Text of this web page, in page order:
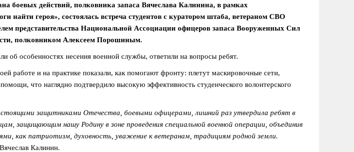
боевых действий, полковника запаса Вячеслава Калинина, в рамках
найти героя», состоялась встреча студентов с куратором штаба, ветераном СВО
представительства Национальной Ассоциации офицеров запаса Вооруженных Сил
полковником Алексеем Порошиным.
об особенностях несения военной службы, ответили на вопросы ребят.
работе и на практике показали, как помогают фронту: плетут маскировочные сети,
что наглядно подтвердило высокую эффективность студенческого волонтерского
защитниками Отечества, боевыми офицерами, лишний раз утвердила ребят в
защищающим нашу Родину в зоне проведения специальной военной операции, объединив
как патриотизм, духовность, уважение к ветеранам, традициям родной земли.
Калинин.